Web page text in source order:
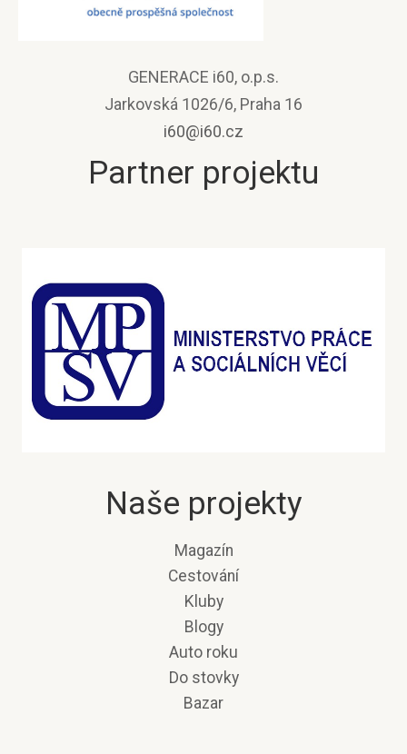
GENERACE i60, o.p.s.
Jarkovská 1026/6, Praha 16
i60@i60.cz
Partner projektu
Naše projekty
Magazín
Cestování
Kluby
Blogy
Auto roku
Do stovky
Bazar